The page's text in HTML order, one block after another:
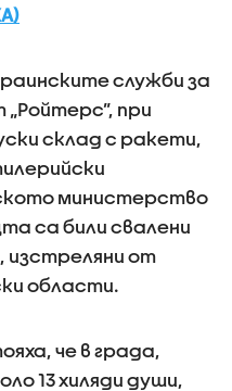
служби за
при
склад с ракети,
министерство
са били свалени
изстреляни от
области.
че в града,
13 хиляди души,